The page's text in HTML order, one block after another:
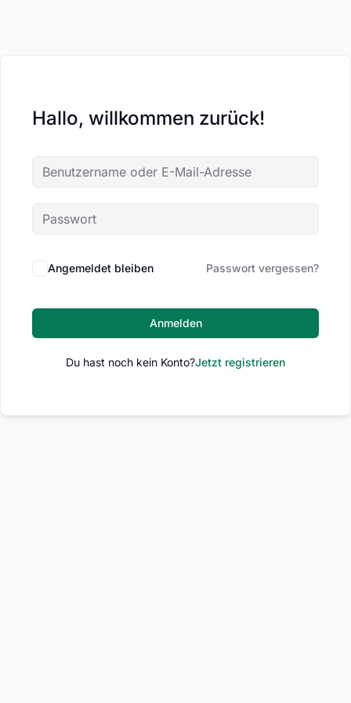
Hallo, willkommen zurück!
Angemeldet bleiben Passwort vergessen?
Anmelden
Du hast noch kein Konto?Jetzt registrieren